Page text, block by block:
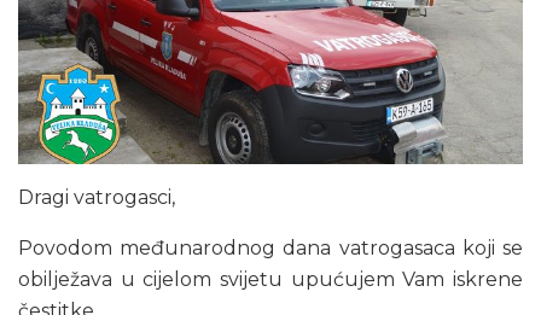
Dragi vatrogasci,
Povodom međunarodnog dana vatrogasaca koji se
obilježava u cijelom svijetu upućujem Vam iskrene